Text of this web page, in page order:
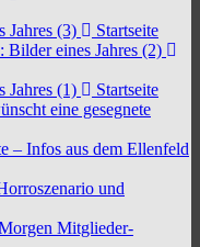
Jahres (3)
Startseite
Bilder eines Jahres (2)
Jahres (1)
Startseite
eine gesegnete
– Infos aus dem Ellenfeld
und
Mitglieder-